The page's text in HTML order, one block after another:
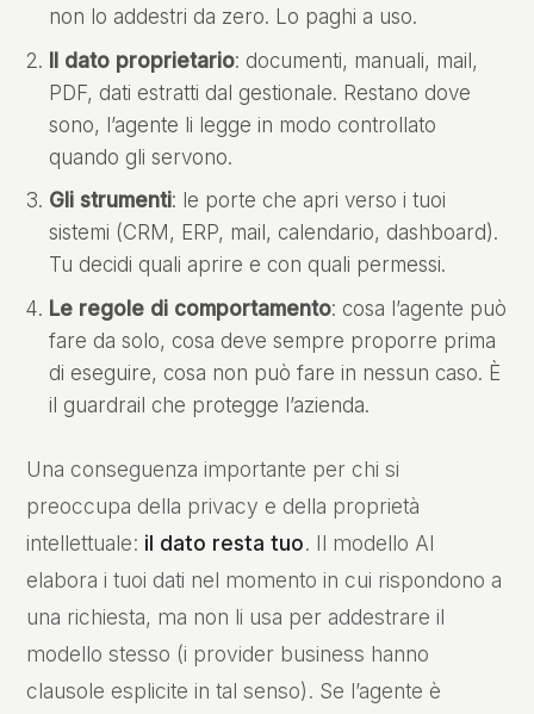
non lo addestri da zero. Lo paghi a uso.
Il dato proprietario: documenti, manuali, mail,
PDF, dati estratti dal gestionale. Restano dove
sono, l’agente li legge in modo controllato
quando gli servono.
Gli strumenti: le porte che apri verso i tuoi
sistemi (CRM, ERP, mail, calendario, dashboard).
Tu decidi quali aprire e con quali permessi.
Le regole di comportamento: cosa l’agente può
fare da solo, cosa deve sempre proporre prima
di eseguire, cosa non può fare in nessun caso. È
il guardrail che protegge l’azienda.
Una conseguenza importante per chi si
preoccupa della privacy e della proprietà
intellettuale: il dato resta tuo. Il modello AI
elabora i tuoi dati nel momento in cui rispondono a
una richiesta, ma non li usa per addestrare il
modello stesso (i provider business hanno
clausole esplicite in tal senso). Se l’agente è